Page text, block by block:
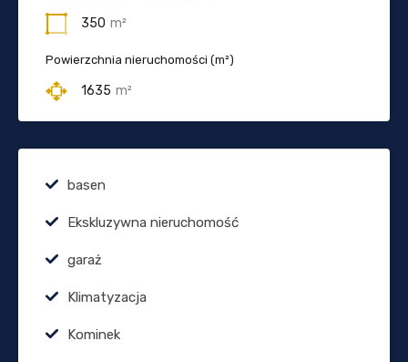
350 m²
Powierzchnia nieruchomości (m²)
1635 m²
basen
Ekskluzywna nieruchomość
garaż
Klimatyzacja
Kominek